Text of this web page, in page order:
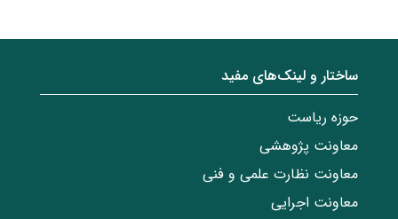
ساختار‌‌ و‌‌ لینک‌های مفید
حوزه ریاست
معاونت پژوهشی
معاونت نظارت علمی و فنی
معاونت اجرایی